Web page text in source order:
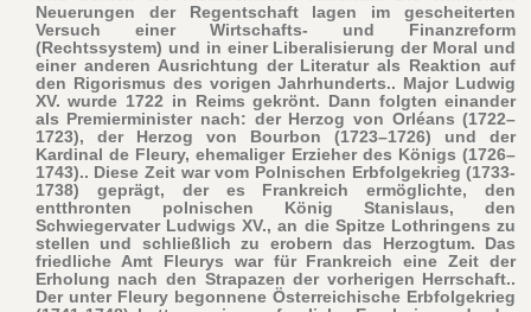
Neuerungen der Regentschaft lagen im gescheiterten
Versuch einer Wirtschafts- und Finanzreform
(Rechtssystem) und in einer Liberalisierung der Moral und
einer anderen Ausrichtung der Literatur als Reaktion auf
den Rigorismus des vorigen Jahrhunderts.. Major Ludwig
XV. wurde 1722 in Reims gekrönt. Dann folgten einander
als Premierminister nach: der Herzog von Orléans (1722–
1723), der Herzog von Bourbon (1723–1726) und der
Kardinal de Fleury, ehemaliger Erzieher des Königs (1726–
1743).. Diese Zeit war vom Polnischen Erbfolgekrieg (1733-
1738) geprägt, der es Frankreich ermöglichte, den
entthronten polnischen König Stanislaus, den
Schwiegervater Ludwigs XV., an die Spitze Lothringens zu
stellen und schließlich zu erobern das Herzogtum. Das
friedliche Amt Fleurys war für Frankreich eine Zeit der
Erholung nach den Strapazen der vorherigen Herrschaft..
Der unter Fleury begonnene Österreichische Erbfolgekrieg